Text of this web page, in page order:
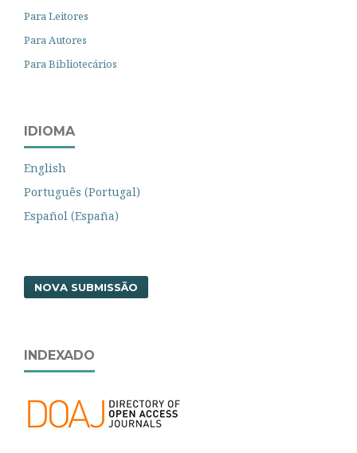
Para Leitores
Para Autores
Para Bibliotecários
IDIOMA
English
Português (Portugal)
Español (España)
NOVA SUBMISSÃO
INDEXADO